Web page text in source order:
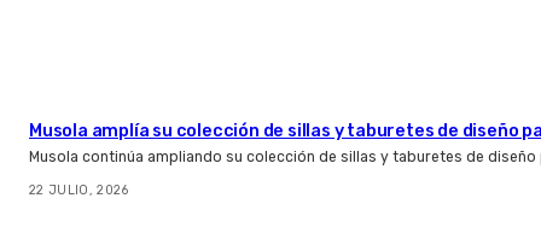
Musola amplía su colección de sillas y taburetes de diseño
Musola continúa ampliando su colección de sillas y taburetes de
22 JULIO, 2026